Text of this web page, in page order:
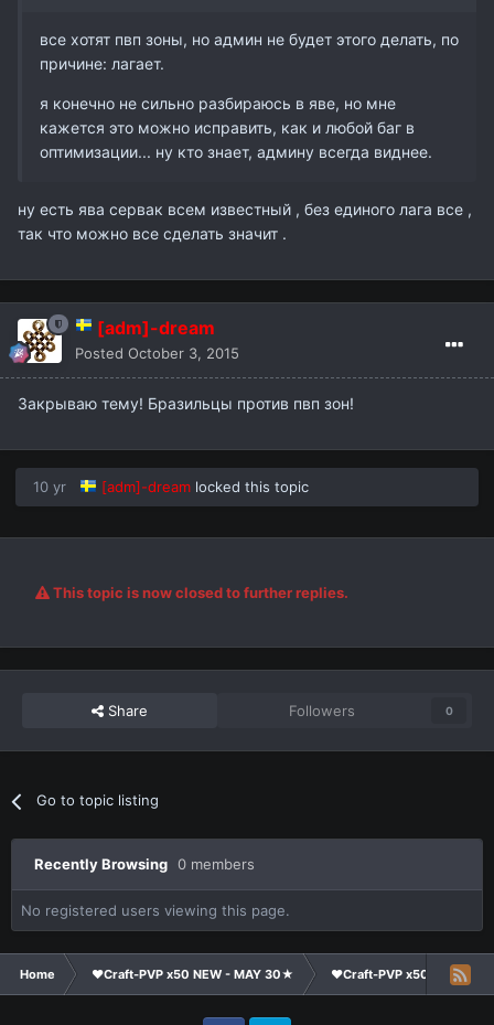
все хотят пвп зоны, но админ не будет этого делать, по
причине: лагает.
я конечно не сильно разбираюсь в яве, но мне
кажется это можно исправить, как и любой баг в
оптимизации... ну кто знает, админу всегда виднее.
ну есть ява сервак всем известный , без единого лага все ,
так что можно все сделать значит .
[adm]-dream
Posted October 3, 2015
Закрываю тему! Бразильцы против пвп зон!
10 yr [adm]-dream locked this topic
This topic is now closed to further replies.
Share Followers 0
Go to topic listing
Recently Browsing 0 members
No registered users viewing this page.
Home ❤Craft-PVP x50 NEW - MAY 30★ ❤Craft-PVP x50★